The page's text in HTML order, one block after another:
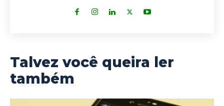
Talvez você queira ler
também